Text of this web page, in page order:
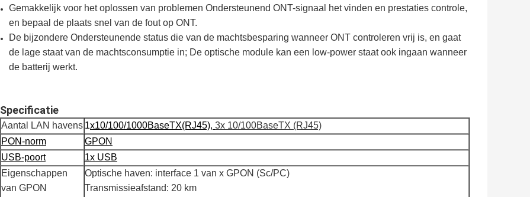
Gemakkelijk voor het oplossen van problemen Ondersteunend ONT-signaal het vinden en prestaties controle,
en bepaal de plaats snel van de fout op ONT.
De bijzondere Ondersteunende status die van de machtsbesparing wanneer ONT controleren vrij is, en gaat
de lage staat van de machtsconsumptie in; De optische module kan een low-power staat ook ingaan wanneer
de batterij werkt.
Specificatie
Aantal LAN havens 1x10/100/1000BaseTX(RJ45), 3x 10/100BaseTX (RJ45)
PON-norm
GPON
USB-poort
1x USB
Eigenschappen
van GPON
Optische haven: interface 1 van x GPON (Sc/PC)
Transmissieafstand: 20 km